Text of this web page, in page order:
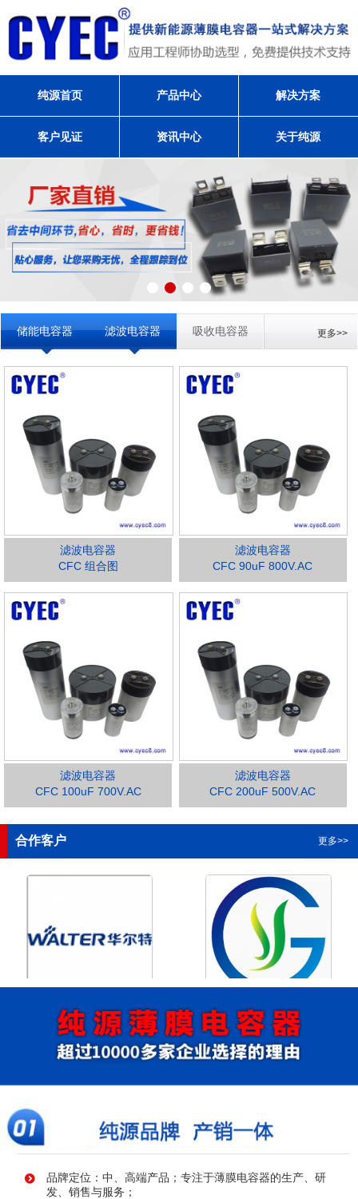
纯源首页 产品中心 解决方案
客户见证 资讯中心 关于纯源
储能电容器 滤波电容器 吸收电容器 更多>>
滤波电容器
CFC 组合图
滤波电容器
CFC 90uF 800V.AC
滤波电容器
CFC 100uF 700V.AC
滤波电容器
CFC 200uF 500V.AC
合作客户 更多>>
浙江华尔特机电股份有限公
司
浙江格瑶科技股份有限公司
品牌定位：中、高端产品；专注于薄膜电容器的生产、研
发、销售与服务；